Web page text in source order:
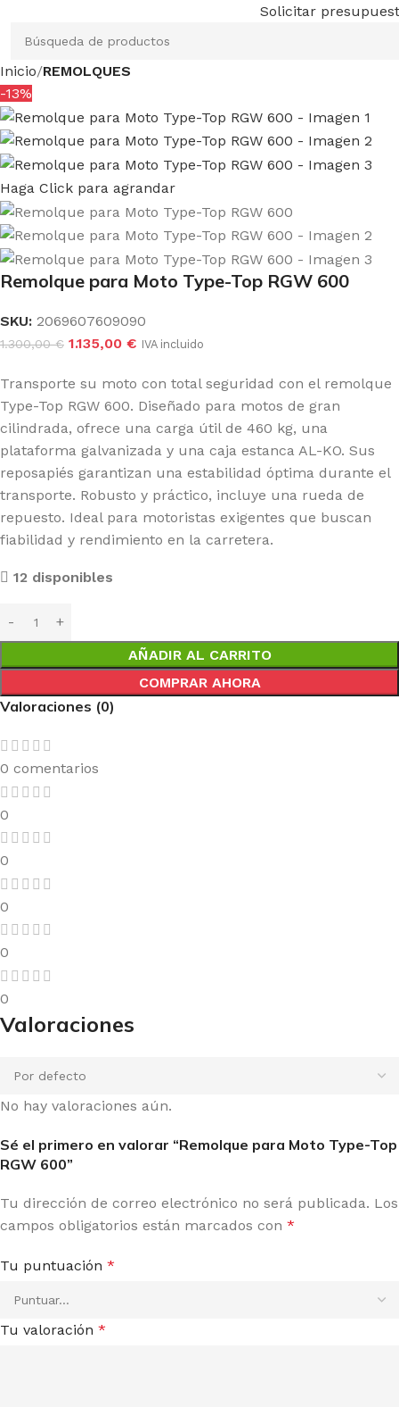
Solicitar
Inicio REMOLQUES
-13%
Haga Click para agrandar
Remolque para Moto Type-Top RGW 600
SKU: 2069607609090
1.300,00€ 1.135,00 € IVA incluido
Transporte su moto con total seguridad con el remolque
Type-Top RGW 600. Diseñado para motos de gran
cilindrada, ofrece una carga útil de 460 kg, una
plataforma galvanizada y una caja estanca AL-KO. Sus
reposapiés garantizan una estabilidad óptima durante el
transporte. Robusto y práctico, incluye una rueda de
repuesto. Ideal para motoristas exigentes que buscan
fiabilidad y rendimiento en la carretera.
12 disponibles
AÑADIR AL CARRITO
COMPRAR AHORA
Valoraciones (0)
0 comentarios
0
0
0
0
0
Valoraciones
No hay valoraciones aún.
Sé el primero en valorar “Remolque para Moto Type-Top
RGW 600”
Tu dirección de correo electrónico no será publicada. Los
campos obligatorios están marcados con *
Tu puntuación *
Tu valoración *